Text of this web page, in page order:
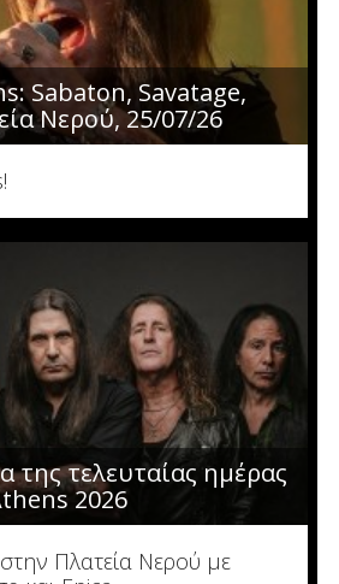
Sabaton, Savatage,
Νερού, 25/07/26
της τελευταίας ημέρας
2026
Πλατεία Νερού με